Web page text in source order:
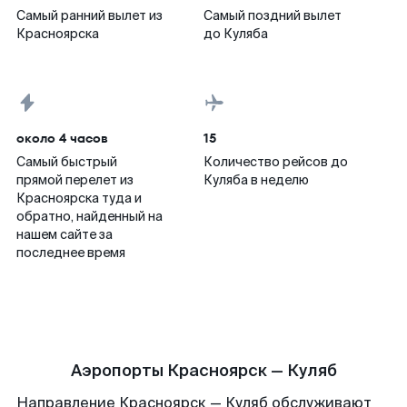
Самый ранний вылет из
Красноярска
Самый поздний вылет
до Куляба
около 4 часов
Самый быстрый
прямой перелет из
Красноярска туда и
обратно, найденный на
нашем сайте за
последнее время
15
Количество рейсов до
Куляба в неделю
Аэропорты Красноярск — Куляб
Направление Красноярск — Куляб обслуживают